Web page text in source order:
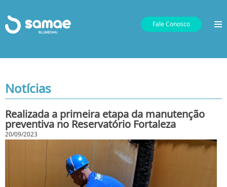
Fale Conosco
Notícias
Realizada a primeira etapa da manutenção
preventiva no Reservatório Fortaleza
20/09/2023